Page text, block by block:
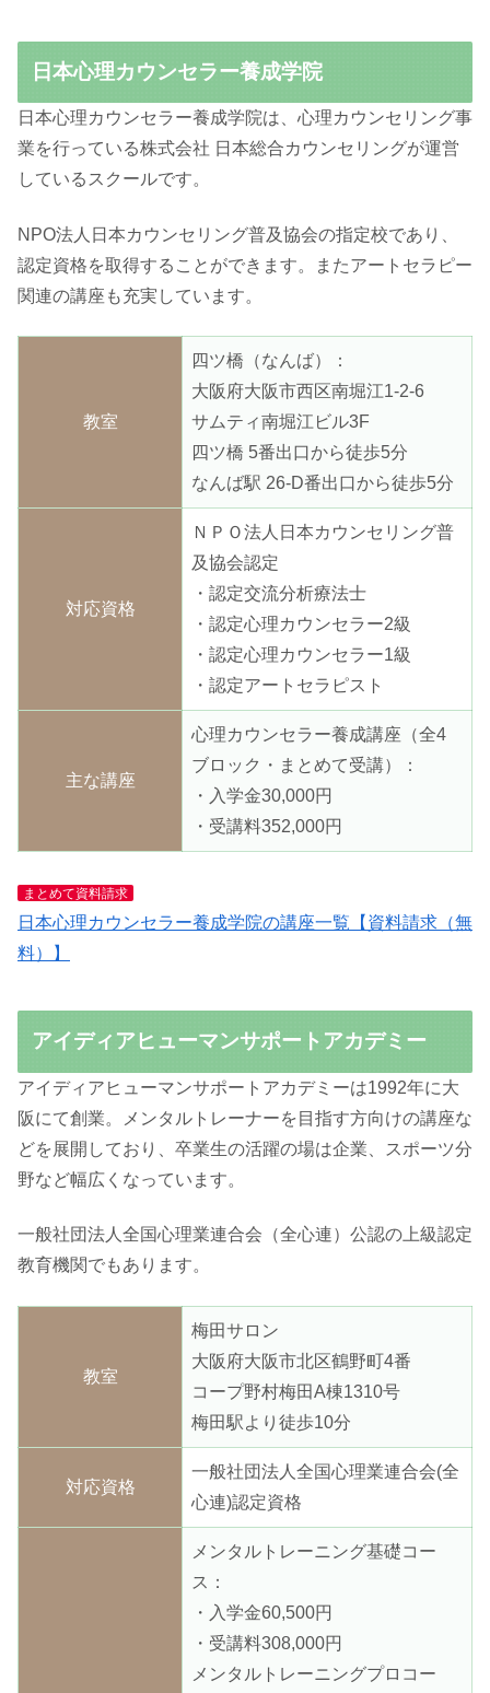
日本心理カウンセラー養成学院
日本心理カウンセラー養成学院は、心理カウンセリング事
業を行っている株式会社 日本総合カウンセリングが運営
しているスクールです。
NPO法人日本カウンセリング普及協会の指定校であり、
認定資格を取得することができます。またアートセラピー
関連の講座も充実しています。
教室
四ツ橋（なんば）：
大阪府大阪市西区南堀江1-2-6
サムティ南堀江ビル3F
四ツ橋 5番出口から徒歩5分
なんば駅 26-D番出口から徒歩5分
対応資格
ＮＰＯ法人日本カウンセリング普
及協会認定
・認定交流分析療法士
・認定心理カウンセラー2級
・認定心理カウンセラー1級
・認定アートセラピスト
主な講座
心理カウンセラー養成講座（全4
ブロック・まとめて受講）：
・入学金30,000円
・受講料352,000円
まとめて資料請求
日本心理カウンセラー養成学院の講座一覧【資料請求（無
料）】
アイディアヒューマンサポートアカデミー
アイディアヒューマンサポートアカデミーは1992年に大
阪にて創業。メンタルトレーナーを目指す方向けの講座な
どを展開しており、卒業生の活躍の場は企業、スポーツ分
野など幅広くなっています。
一般社団法人全国心理業連合会（全心連）公認の上級認定
教育機関でもあります。
教室
梅田サロン
大阪府大阪市北区鶴野町4番
コープ野村梅田A棟1310号
梅田駅より徒歩10分
対応資格
一般社団法人全国心理業連合会(全
心連)認定資格
メンタルトレーニング基礎コー
ス：
・入学金60,500円
・受講料308,000円
メンタルトレーニングプロコー